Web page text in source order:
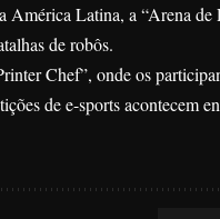
América Latina, a “Arena
de robôs.
Chef”, onde os
de e-sports acontecem